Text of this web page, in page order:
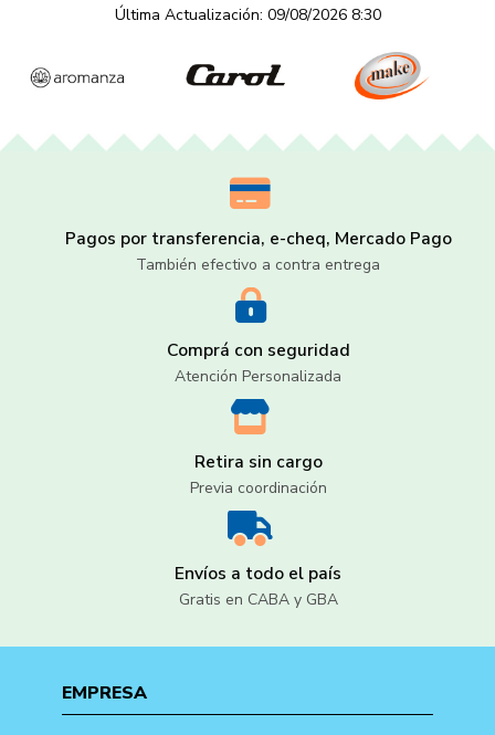
Última Actualización: 09/08/2026 8:30
Pagos por transferencia, e-cheq, Mercado Pago
También efectivo a contra entrega
Comprá con seguridad
Atención Personalizada
Retira sin cargo
Previa coordinación
Envíos a todo el país
Gratis en CABA y GBA
EMPRESA